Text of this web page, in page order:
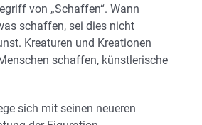
von „Schaffen“. Wann
schaffen, sei dies nicht
Kreaturen und Kreationen
schaffen, künstlerische
sich mit seinen neueren